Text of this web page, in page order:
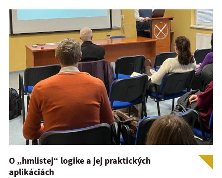
O „hmlistej“ logike a jej praktických
aplikáciách